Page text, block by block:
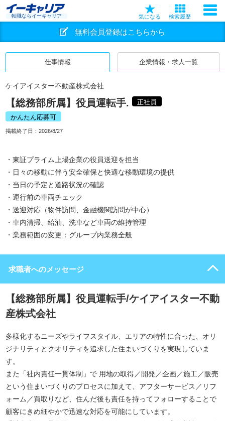
転職ならイーキャリア 気になる 検索履歴
無料会員登録はこちらから
仕事情報 企業情報・求人一覧
ケイアイスター不動産株式会社
【総務部所属】役員運転手.
正社員
かんたん応募可
掲載終了日： 2026/8/27
・東証プライム上場企業の役員送迎を担当
・日々の移動に伴う安全確保と快適な移動環境の提供
・当日の予定と道路状況の確認
・運行前の車両チェック
・送迎対応（物件訪問、金融機関訪問が中心）
・車内清掃、給油、洗車など車両の維持管理
・業務範囲の変更：グループ内業務全般
求職者へのメッセージ
【総務部所属】役員運転手/ケイアイスター不動
産株式会社
多様化するニーズやライフスタイル、エリアの特性に合った、オリ
ジナリティとクオリティを追求した住まいづくりを実現していま
す。
また「社内責任一貫体制」で 用地の取得／開発／企画／施工／販売
という住まいづくりのプロセスに加えて、アフターサービス／リフ
ォーム／買取りなど、住んだ後も責任を持ってフォローすることで
顧客にきめ細やかで迅速な対応を可能にしています。